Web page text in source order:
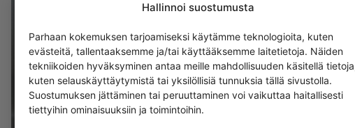
Hallinnoi suostumusta
Parhaan kokemuksen tarjoamiseksi käytämme teknologioita, kuten
evästeitä, tallentaaksemme ja/tai käyttääksemme laitetietoja. Näiden
tekniikoiden hyväksyminen antaa meille mahdollisuuden käsitellä
kuten selauskäyttäytymistä tai yksilöllisiä tunnuksia tällä sivustolla.
Suostumuksen jättäminen tai peruuttaminen voi vaikuttaa haitallisesti
tiettyihin ominaisuuksiin ja toimintoihin.
Get -5%
off?
Yes! I want the discount